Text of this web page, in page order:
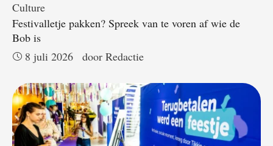
Culture
Festivalletje pakken? Spreek van te voren af wie de
Bob is
8 juli 2026
door Redactie